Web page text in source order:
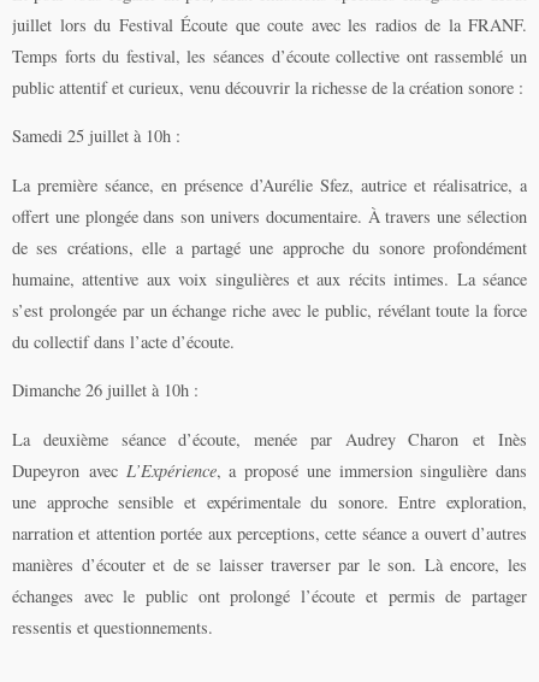
juillet lors du Festival Écoute que coute avec les radios de la FRANF.
Temps forts du festival, les séances d’écoute collective ont rassemblé un
public attentif et curieux, venu découvrir la richesse de la création sonore :
Samedi 25 juillet à 10h :
La première séance, en présence d’Aurélie Sfez, autrice et réalisatrice, a
offert une plongée dans son univers documentaire. À travers une sélection
de ses créations, elle a partagé une approche du sonore profondément
humaine, attentive aux voix singulières et aux récits intimes. La séance
s’est prolongée par un échange riche avec le public, révélant toute la force
du collectif dans l’acte d’écoute.
Dimanche 26 juillet à 10h :
La deuxième séance d’écoute, menée par Audrey Charon etInès
Dupeyron avec L’Expérience, a proposé une immersion singulière dans
une approche sensible et expérimentale du sonore. Entre exploration,
narration et attention portée aux perceptions, cette séance a ouvert d’autres
manières d’écouter et de se laisser traverser par le son. Là encore, les
échanges avec le public ont prolongé l’écoute et permis de partager
ressentis et questionnements.